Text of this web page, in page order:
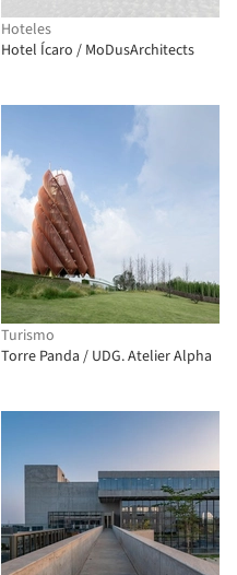
Hoteles
Hotel Ícaro / MoDusArchitects
Turismo
Torre Panda / UDG. Atelier Alpha